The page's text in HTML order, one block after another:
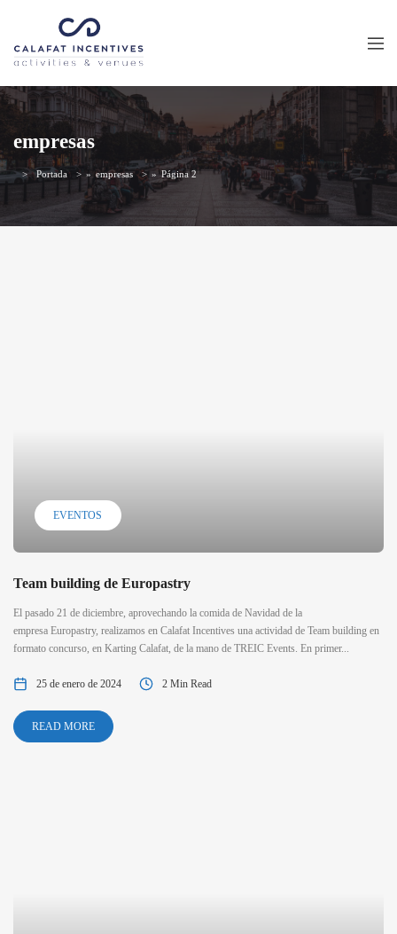
empresas
Portada » empresas » Página 2
EVENTOS
Team building de Europastry
El pasado 21 de diciembre, aprovechando la comida de Navidad de la
empresa Europastry, realizamos en Calafat Incentives una actividad de Team building en
formato concurso, en Karting Calafat, de la mano de TREIC Events. En primer...
25 de enero de 2024 2 Min Read
READ MORE